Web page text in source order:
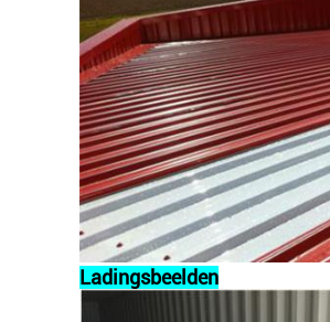
Ladingsbeelden